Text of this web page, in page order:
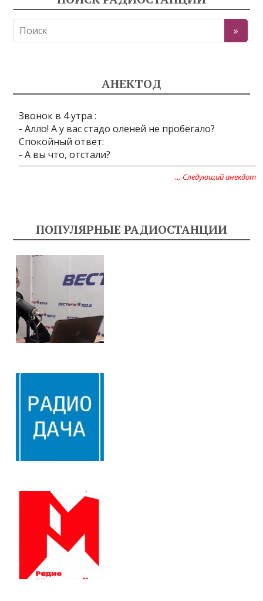
АНЕКТОД
Звонок в 4 утра :
- Алло! А у вас стадо оленей не пробегало?
Спокойный ответ:
- А вы что, отстали?
… Следующий анекдот
ПОПУЛЯРНЫЕ РАДИОСТАНЦИИ